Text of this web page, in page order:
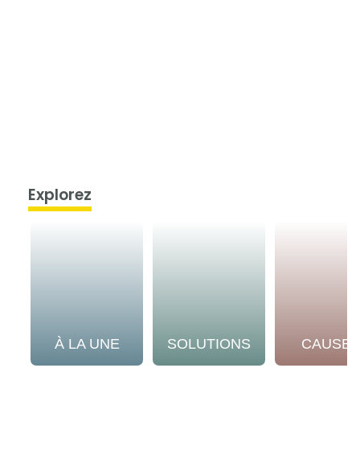
Explorez
À LA UNE SOLUTIONS CAUSES